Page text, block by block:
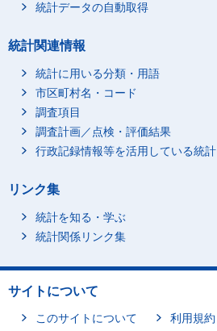
統計データの自動取得
統計関連情報
統計に用いる分類・用語
市区町村名・コード
調査項目
調査計画／点検・評価結果
行政記録情報等を活用している統計
リンク集
統計を知る・学ぶ
統計関係リンク集
サイトについて
このサイトについて 利用規約